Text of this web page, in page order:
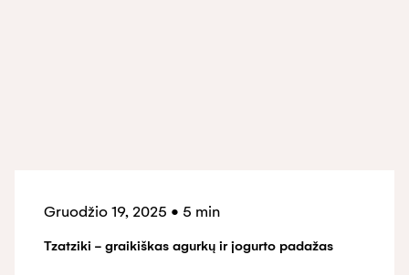
Gruodžio 19, 2025 • 5 min
Tzatziki - graikiškas agurkų ir jogurto padažas